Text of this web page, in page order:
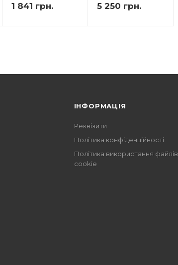
1 841 грн. 5 250 грн.
ІНФОРМАЦІЯ
Реквізити
Політика конфіденційності
Політика використання файлів
cookie